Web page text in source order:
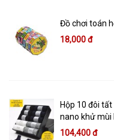
Đồ chơi toán
18,000 đ
Hộp 10 đôi
nano khử mùi
104,400 đ